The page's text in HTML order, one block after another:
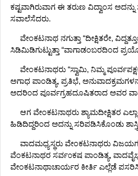
ಕಷ್ಟವಾಗಿರುವಾಗ ಈ ತರುಣ ವಿದ್ವಾಂಸ
ಸವಾಲೆಸೆದರು.
ವೇಂಕಟನಾಥ ನಗುತ್ತಾ “ದೀಕ್ಷಿತರೇ,
ಸಿಡಿಮಿಡಿಗುಟ್ಟುತ್ತಾ “ವಾಗಾಡಂಬರದಿಂದ
ವೇಂಕಟನಾಥರು “ಸ್ವಾಮಿ, ನಿಮ್ಮ
ಅಗಾಧ ಪಾಂಡಿತ್ಯ, ಪ್ರತಿಭೆ,
ಅದರಿಂದ ಪೂರ್ವಗ್ರಹದೂಷಿತರಾದ ಅವರ ವಾದ
ಆಗ ವೇಂಕಟನಾಥರು ಶ್ಯಾಮದೀಕ್ಷಿತರ
ಹಿಡಿದಿದ್ದರಿಂದ ಅದನ್ನು ಸರಿಪಡಿಸಿಕೊಂಡು
ವಾದಮಧ್ಯಸ್ಥರು ವೇಂಕಟನಾಥರು
ವೆಂಕಟನಾಥರ ಸರ್ವ೦ಕಷ ಪಾಂಡಿತ್ಯ,
ವೇಂಕಟನಾಥಾಚಾರ್ಯರ ಕೀರ್ತಿ ಎಲ್ಲೆಡೆ